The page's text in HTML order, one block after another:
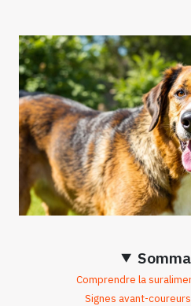
Comprendre la
Signes avant-